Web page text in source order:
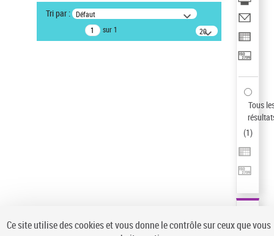
Type de notice d'autorité
Tri par : Défaut
sur 1
20
résultats/page
Tous
(1)
Ce site utilise des cookies et vous donne le contrôle sur ceux que vous